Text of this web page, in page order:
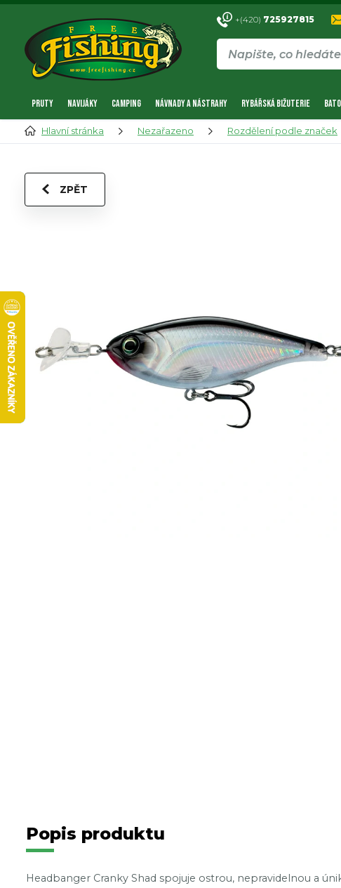
+(420) 725927815
PRUTY NAVIJÁKY CAMPING NÁVNADY A NÁSTRAHY RYBÁŘSKÁ BIŽUTERIE
Hlavní stránka Nezařazeno Rozdělení podle značek
ZPĚT
Popis produktu
Headbanger Cranky Shad spojuje ostrou, nepravidelnou a